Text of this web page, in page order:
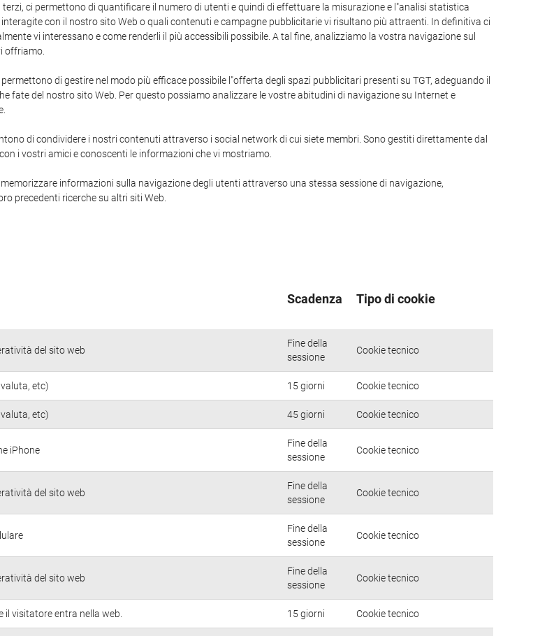
ci permettono di quantificare il numero di utenti e quindi di effettuare la misurazione e l"analisi statistica
con il nostro sito Web o quali contenuti e campagne pubblicitarie vi risultano più attraenti. In definitiva ci
vi interessano e come renderli il più accessibili possibile. A tal fine, analizziamo la vostra navigazione sul
offriamo.
di gestire nel modo più efficace possibile l"offerta degli spazi pubblicitari presenti su TGT, adeguando il
fate del nostro sito Web. Per questo possiamo analizzare le vostre abitudini di navigazione su Internet e
di condividere i nostri contenuti attraverso i social network di cui siete membri. Sono gestiti direttamente dal
i vostri amici e conoscenti le informazioni che vi mostriamo.
informazioni sulla navigazione degli utenti attraverso una stessa sessione di navigazione,
precedenti ricerche su altri siti Web.
Scadenza Tipo di cookie
del sito web
Fine della
sessione
Cookie tecnico
etc) 15 giorni Cookie tecnico
etc) 45 giorni Cookie tecnico
iPhone
Fine della
sessione
Cookie tecnico
del sito web
Fine della
sessione
Cookie tecnico
Fine della
sessione
Cookie tecnico
del sito web
Fine della
sessione
Cookie tecnico
visitatore entra nella web. 15 giorni Cookie tecnico